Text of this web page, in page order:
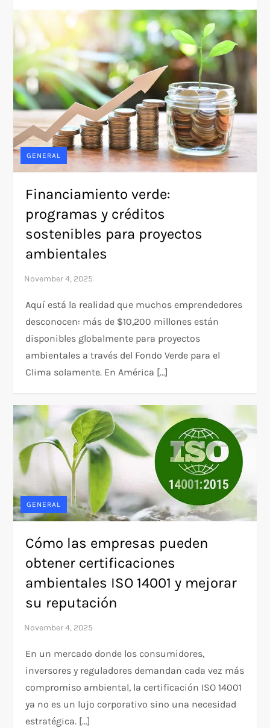
GENERAL
Financiamiento verde:
programas y créditos
sostenibles para proyectos
ambientales
Aquí está la realidad que muchos emprendedores
desconocen: más de $10,200 millones están
disponibles globalmente para proyectos
ambientales a través del Fondo Verde para el
Clima solamente. En América […]
GENERAL
Cómo las empresas pueden
obtener certificaciones
ambientales ISO 14001 y mejorar
su reputación
En un mercado donde los consumidores,
inversores y reguladores demandan cada vez más
compromiso ambiental, la certificación ISO 14001
ya no es un lujo corporativo sino una necesidad
estratégica. […]